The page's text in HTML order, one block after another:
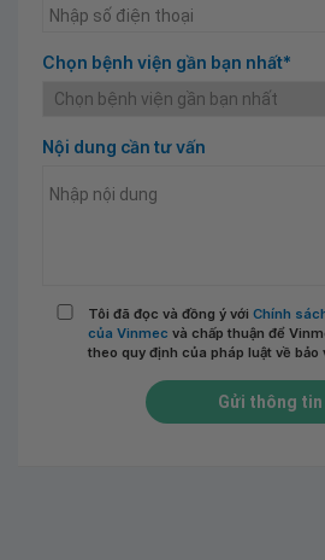
Chọn bệnh viện gần bạn nhất*
Nội dung cần tư vấn
Tôi đã đọc và đồng ý với Chính
của Vinmec và chấp thuận để
theo quy định của pháp luật về bảo
Gửi thông tin